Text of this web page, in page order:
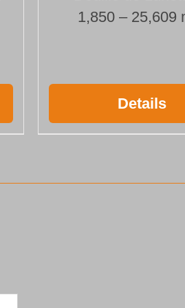
1,850 – 25,609
Details